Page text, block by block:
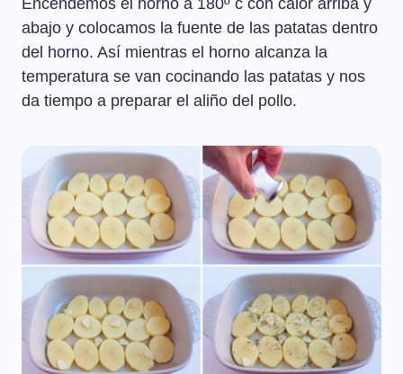
Encendemos el horno a 180º c con calor arriba y
abajo y colocamos la fuente de las patatas dentro
del horno. Así mientras el horno alcanza la
temperatura se van cocinando las patatas y nos
da tiempo a preparar el aliño del pollo.